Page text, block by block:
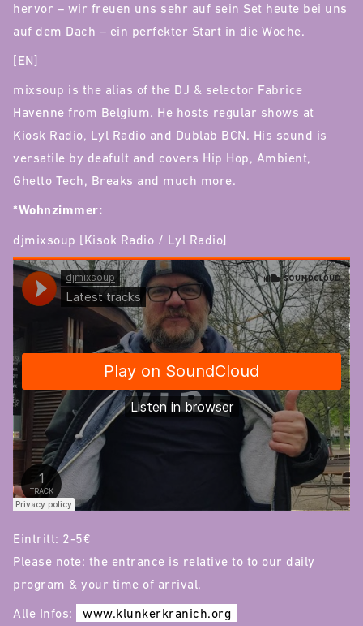
hervor – wir freuen uns sehr auf sein Set heute bei uns
auf dem Dach – ein perfekter Start in die Woche.
[EN]
mixsoup is the alias of the DJ & selector Fabrice
Havenne from Belgium. He hosts regular shows at
Kiosk Radio, Lyl Radio and Dublab BCN. His sound is
versatile by deafult and covers Hip Hop, Ambient,
Ghetto Tech, Breaks and much more.
*Wohnzimmer:
djmixsoup [Kisok Radio / Lyl Radio]
Eintritt: 2-5€
Please note: the entrance is relative to to our daily
program & your time of arrival.
Alle Infos:
www.klunkerkranich.org